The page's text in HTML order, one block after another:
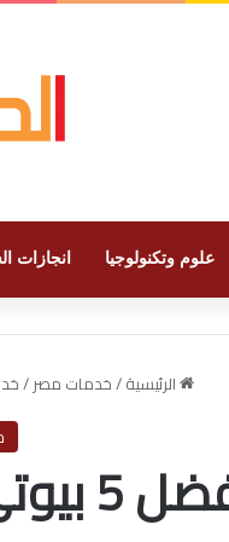
علوم وتكنولوجيا انجازات
الرئيسية/خدمات مصر/
سنتر فى دمياط